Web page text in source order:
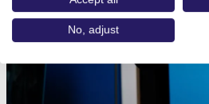
No, adjust